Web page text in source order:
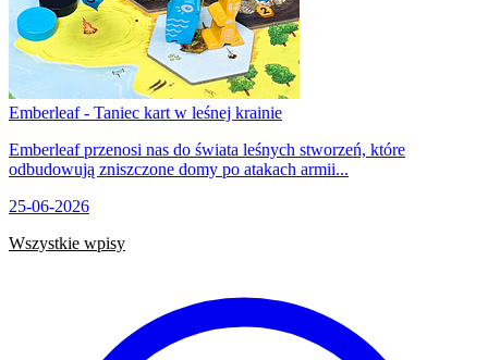
Emberleaf - Taniec kart w leśnej krainie
Emberleaf przenosi nas do świata leśnych stworzeń, które
odbudowują zniszczone domy po atakach armii...
25-06-2026
Wszystkie wpisy